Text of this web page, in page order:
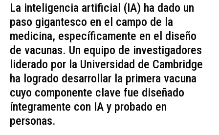
La inteligencia artificial (IA) ha dado un
paso gigantesco en el campo de la
medicina, específicamente en el diseño
de vacunas. Un equipo de investigadores
liderado por la Universidad de Cambridge
ha logrado desarrollar la primera vacuna
cuyo componente clave fue diseñado
íntegramente con IA y probado en
personas.